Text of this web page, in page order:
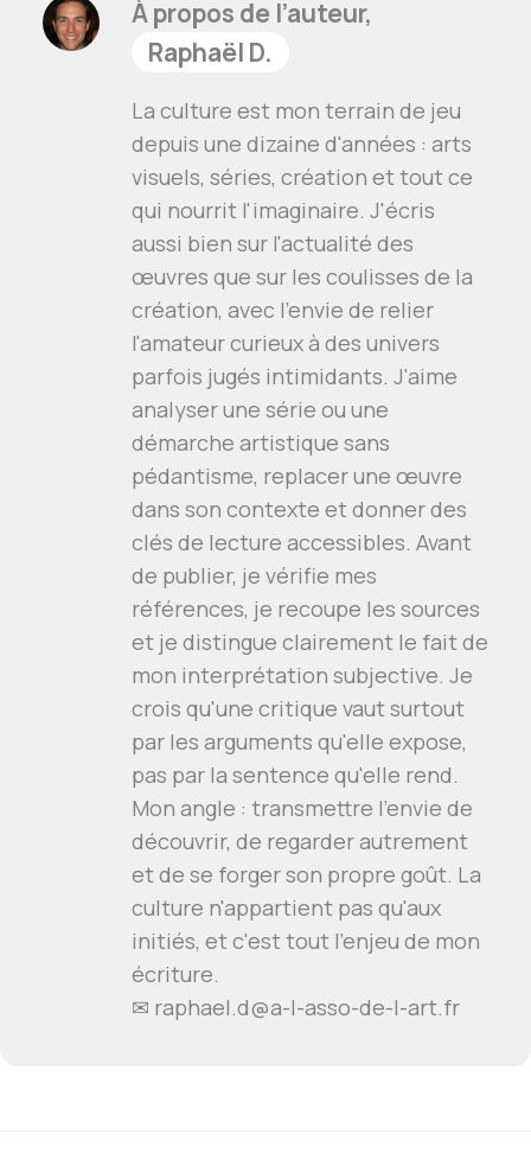
À propos de l’auteur,
Raphaël D.
La culture est mon terrain de jeu
depuis une dizaine d'années : arts
visuels, séries, création et tout ce
qui nourrit l'imaginaire. J'écris
aussi bien sur l'actualité des
œuvres que sur les coulisses de la
création, avec l'envie de relier
l'amateur curieux à des univers
parfois jugés intimidants. J'aime
analyser une série ou une
démarche artistique sans
pédantisme, replacer une œuvre
dans son contexte et donner des
clés de lecture accessibles. Avant
de publier, je vérifie mes
références, je recoupe les sources
et je distingue clairement le fait de
mon interprétation subjective. Je
crois qu'une critique vaut surtout
par les arguments qu'elle expose,
pas par la sentence qu'elle rend.
Mon angle : transmettre l'envie de
découvrir, de regarder autrement
et de se forger son propre goût. La
culture n'appartient pas qu'aux
initiés, et c'est tout l'enjeu de mon
écriture.
✉ raphael.d@a-l-asso-de-l-art.fr